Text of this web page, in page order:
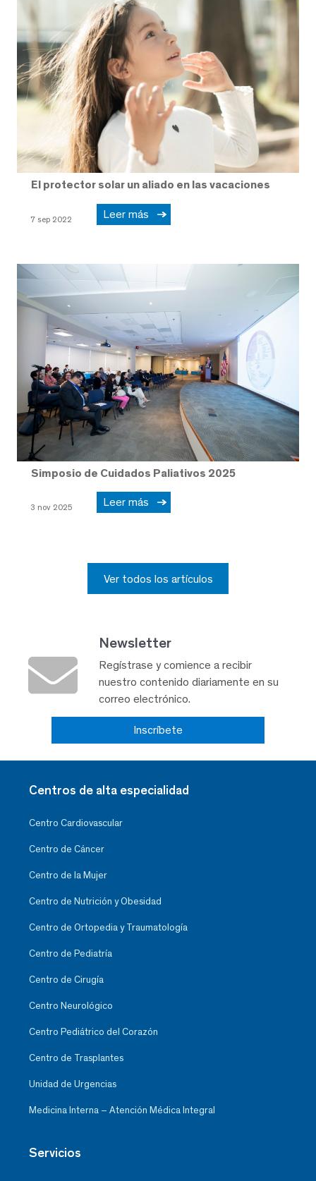
El protector solar un aliado en las vacaciones
7 sep 2022 Leer más
Simposio de Cuidados Paliativos 2025
3 nov 2025 Leer más
Ver todos los artículos
Newsletter
Regístrase y comience a recibir
nuestro contenido diariamente en su
correo electrónico.
Inscríbete
Centros de alta especialidad
Centro Cardiovascular
Centro de Cáncer
Centro de la Mujer
Centro de Nutrición y Obesidad
Centro de Ortopedia y Traumatología
Centro de Pediatría
Centro de Cirugía
Centro Neurológico
Centro Pediátrico del Corazón
Centro de Trasplantes
Unidad de Urgencias
Medicina Interna – Atención Médica Integral
Servicios